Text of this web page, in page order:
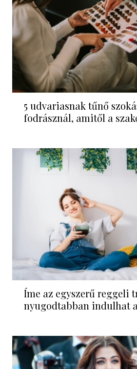
5 udvariasnak tűnő
fodrásznál, amitől a
Íme az egyszerű reggeli
nyugodtabban indulhat